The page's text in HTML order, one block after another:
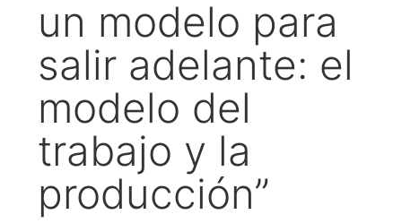
un modelo para
salir adelante: el
modelo del
trabajo y la
producción”